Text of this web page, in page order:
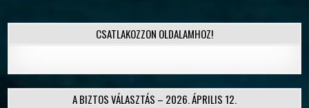
CSATLAKOZZON OLDALAMHOZ!
A BIZTOS VÁLASZTÁS – 2026. ÁPRILIS 12.